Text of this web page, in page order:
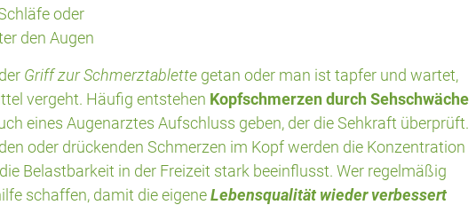
oder
den Augen
Griff zur Schmerztablette getan oder man ist tapfer und wartet,
vergeht. Häufig entstehen Kopfschmerzen durch Sehschwäche
eines Augenarztes Aufschluss geben, der die Sehkraft überprüft.
oder drückenden Schmerzen im Kopf werden die Konzentration
Belastbarkeit in der Freizeit stark beeinflusst. Wer regelmäßig
schaffen, damit die eigeneLebensqualität wieder verbessert